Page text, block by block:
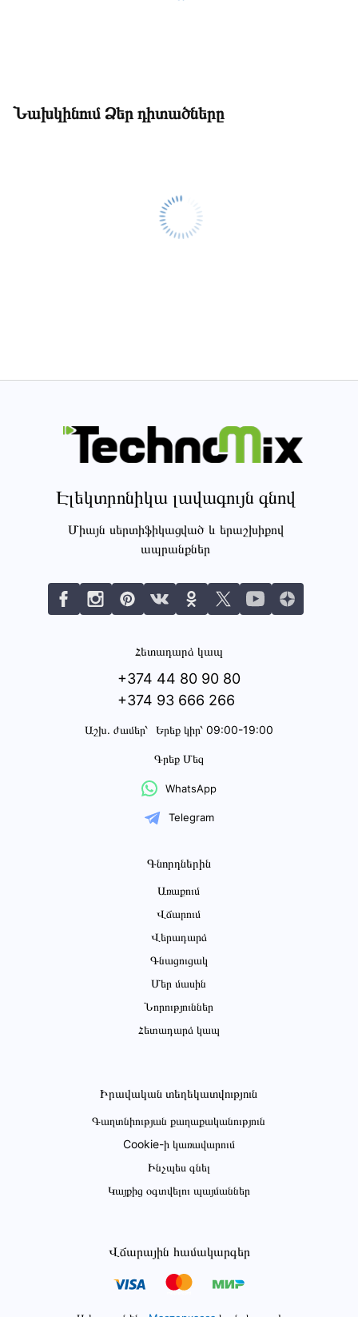
Նախկինում Ձեր դիտածները
Էլեկտրոնիկա լավագույն գնով
Միայն սերտիֆիկացված և երաշխիքով
ապրանքներ
Հետադարձ կապ
+374 44 80 90 80
+374 93 666 266
Աշխ․ ժամեր՝ Երեք կիր՝ 09:00-19:00
Գրեք Մեզ
WhatsApp
Telegram
Գնորդներին
Առաքում
Վճարում
Վերադարձ
Գնացուցակ
Մեր մասին
Նորություններ
Հետադարձ կապ
Իրավական տեղեկատվություն
Գաղտնիության քաղաքականություն
Cookie-ի կառավարում
Ինչպես գնել
Կայքից օգտվելու պայմաններ
Վճարային համակարգեր